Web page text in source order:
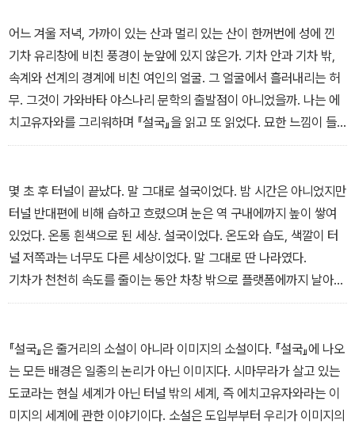
음 알게 된 건 연수가 결정된 직후 전향적인 마음으로 일본 문학을 접
하기 시작한 그날부터였다. 가와바타 야스나리의 『설국』은작지만 큰
작품이었다. 언뜻 보면 건조한 심리소설 같은 느낌이 들지만, 더 깊이
들어가서 보면 이 소설은 하나의 거대한 성채를 짓고 있었다. 전체에
깔린 허무는 그 깊이를 알 수 없을 만큼 깊었고, 음양오행, 불교, 유교,
토속신앙 등 동양 사상이 놀라울 정도로 곳곳에 녹아 있었다. 그뿐만
-<프롤로그> 중에서
어느 겨울 저녁, 가까이 있는 산과 멀리 있는 산이 한꺼번에 성에 낀
기차 유리창에 비친 풍경이 눈앞에 있지 않은가. 기차 안과 기차 밖,
속계와 선계의 경계에 비친 여인의 얼굴. 그 얼굴에서 흘러내리는 허
무. 그것이 가와바타 야스나리 문학의 출발점이 아니었을까. 나는 에
치고유자와를 그리워하며 『설국』을 읽고 또 읽었다. 묘한 느낌이 들
었다. 읽을 때마다 조금씩 나이가 들어가는 여인의 옆얼굴을 보는 듯
학을 보는 것 같기도 했다. 또 어떨 때는 전철역에서 펄럭이는 주간지
의 속됨이 느껴지다가도, 어떨 때는 일본에서 처음 봤던 칠흑같이 엄
숙한 장례식을 보는 것 같기도 했다.
내게 『설국』은 깨달음 같았다. 문을 열고 들어가면 또 다른 문이 눈앞
에 등장하는, 문을 열 때마다 이 문이 끝일 거라고 기대하지만 결국 또
하나의 새로운 문 앞에서 고개를 떨구게 되는 거대한 미로 같았다.
몇 초 후 터널이 끝났다. 말 그대로 설국이었다. 밤 시간은 아니었지만
터널 반대편에 비해 습하고 흐렸으며 눈은 역 구내에까지 높이 쌓여
있었다. 온통 흰색으로 된 세상. 설국이었다. 온도와 습도, 색깔이 터
널 저쪽과는 너무도 다른 세상이었다. 말 그대로 딴 나라였다.
기차가 천천히 속도를 줄이는 동안 차창 밖으로 플랫폼에까지 날아와
쌓인 눈을 물끄러미 바라보고 있었다. 청소나 정리를 잘하는 일본인
의 일일 것이 분명했다. 아무 말도 생각나지 않았다.
나의 방문에 맞춰 폭설을 내려준 조물주에게 감사했고, 이제 기차에
서 내려 걸어가게 될, 저 멀리 보이는 시골길의 풍경이 내 마음을 설레
게 했다.
『설국』은 줄거리의 소설이 아니라 이미지의 소설이다. 『설국』에 나오
는 모든 배경은 일종의 논리가 아닌 이미지다. 시마무라가 살고 있는
도쿄라는 현실 세계가 아닌 터널 밖의 세계, 즉 에치고유자와라는 이
미지의 세계에 관한 이야기이다. 소설은 도입부부터 우리가 이미지의